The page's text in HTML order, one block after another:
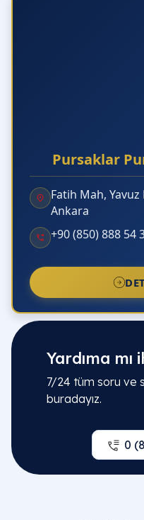
Pursaklar
Fatih Mah,
Ankara
+90 (850) 888 54
Yardıma mı
7/24 tüm soru ve
buradayız.
0